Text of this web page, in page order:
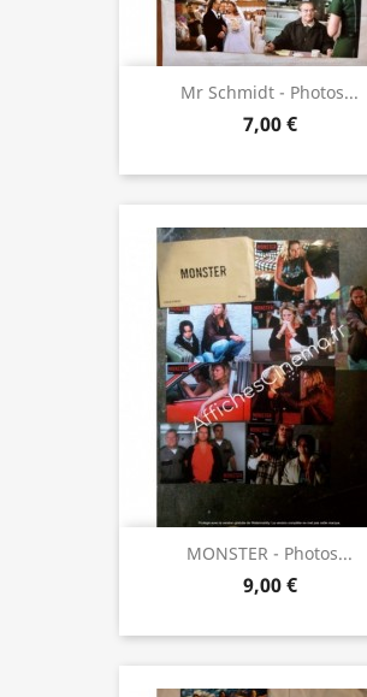
Mr Schmidt - Photos...
7,00 €
MONSTER - Photos...
9,00 €